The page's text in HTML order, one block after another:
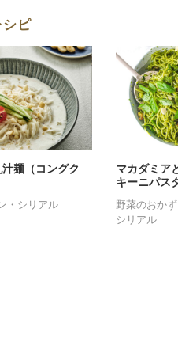
シピ
麺（コングク
・シリアル
マカダミア
キーニパス
野菜のおかず
シリアル